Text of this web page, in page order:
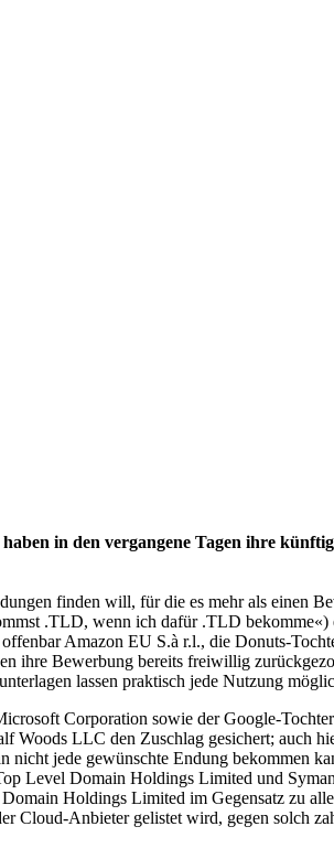
in den vergangene Tagen ihre
finden will, für die es mehr als einen
.TLD, wenn ich dafür .TLD
Amazon EU S.à r.l., die Donuts-
ihre Bewerbung bereits freiwillig
lassen praktisch jede Nutzung
Corporation sowie der Google-
Woods LLC den Zuschlag gesichert; auch
jede gewünschte Endung bekommen
Level Domain Holdings Limited und
Holdings Limited im Gegensatz zu
Cloud-Anbieter gelistet wird, gegen solch